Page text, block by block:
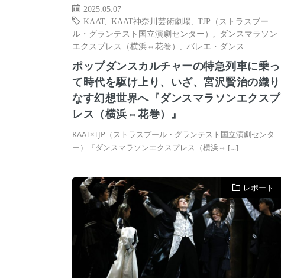
2025.05.07
KAAT, KAAT神奈川芸術劇場
TJP（ストラスブー
ル・グランテスト国立演劇センター）
ダンスマラソン
エクスプレス（横浜⇔花巻）
バレエ・ダンス
ポップダンスカルチャーの特急列車に乗っ
て時代を駆け上り、いざ、宮沢賢治の織り
なす幻想世界へ『ダンスマラソンエクスプ
レス（横浜⇔花巻）』
KAAT×TJP（ストラスブール・グランテスト国立演劇センタ
ー）『ダンスマラソンエクスプレス（横浜⇔ […]
レポート